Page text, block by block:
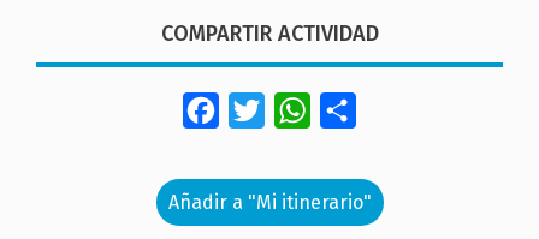
COMPARTIR ACTIVIDAD
FacebookTwitterWhatsApp
Añadir a "Mi itinerario"